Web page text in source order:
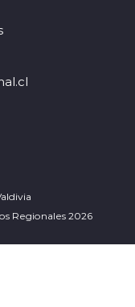
Regionales 2026